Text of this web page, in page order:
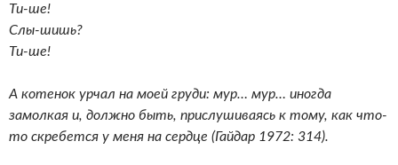
Ти-ше!
Слы-шишь?
Ти-ше!
А котенок урчал на моей груди: мур… мур… иногда
замолкая и, должно быть, прислушиваясь к тому, как что-
то скребется у меня на сердце (Гайдар 1972: 314).